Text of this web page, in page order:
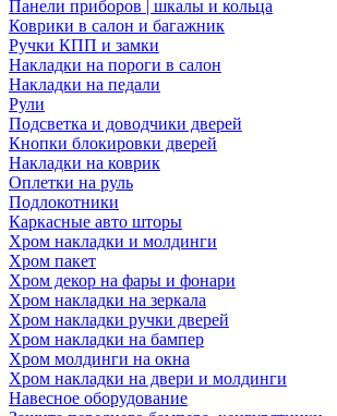
Панели приборов | шкалы и кольца
Коврики в салон и багажник
Ручки КПП и замки
Накладки на пороги в салон
Накладки на педали
Рули
Подсветка и доводчики дверей
Кнопки блокировки дверей
Накладки на коврик
Оплетки на руль
Подлокотники
Каркасные авто шторы
Хром накладки и молдинги
Хром пакет
Хром декор на фары и фонари
Хром накладки на зеркала
Хром накладки ручки дверей
Хром накладки на бампер
Хром молдинги на окна
Хром накладки на двери и молдинги
Навесное оборудование